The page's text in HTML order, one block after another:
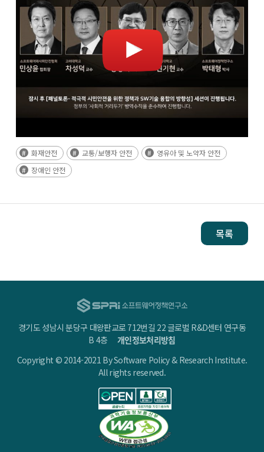
화재안전 교통/보행자 안전
영유아 및 노약자 안전
장애인 안전
목록
경기도 성남시 분당구 대왕판교로 712번길 22 글로벌 R&D센터 연구동
B 4층개인정보처리방침
Copyright © 2014-2021 By Software Policy & Research Institute.
All rights reserved.